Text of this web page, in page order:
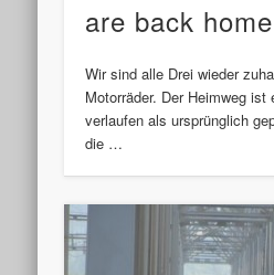
are back
Wir sind alle Drei wieder
Motorräder. Der Heimweg ist
verlaufen als ursprünglich
die …